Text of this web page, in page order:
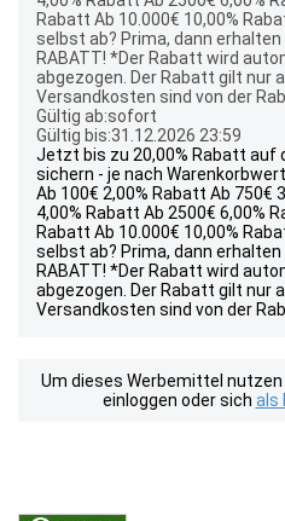
Rabatt Ab 10.000€ 10,00%
selbst ab? Prima, dann erhalten
RABATT! *Der Rabatt wird
abgezogen. Der Rabatt gilt nur
Versandkosten sind von der
Gültig ab:sofort
Gültig bis:31.12.2026 23:59
Jetzt bis zu 20,00% Rabatt auf
sichern - je nach
Ab 100€ 2,00% Rabatt Ab 750€
4,00% Rabatt Ab 2500€ 6,00%
Rabatt Ab 10.000€ 10,00%
selbst ab? Prima, dann erhalten
RABATT! *Der Rabatt wird
abgezogen. Der Rabatt gilt nur
Versandkosten sind von der
Um dieses Werbemittel
einloggen oder sich als